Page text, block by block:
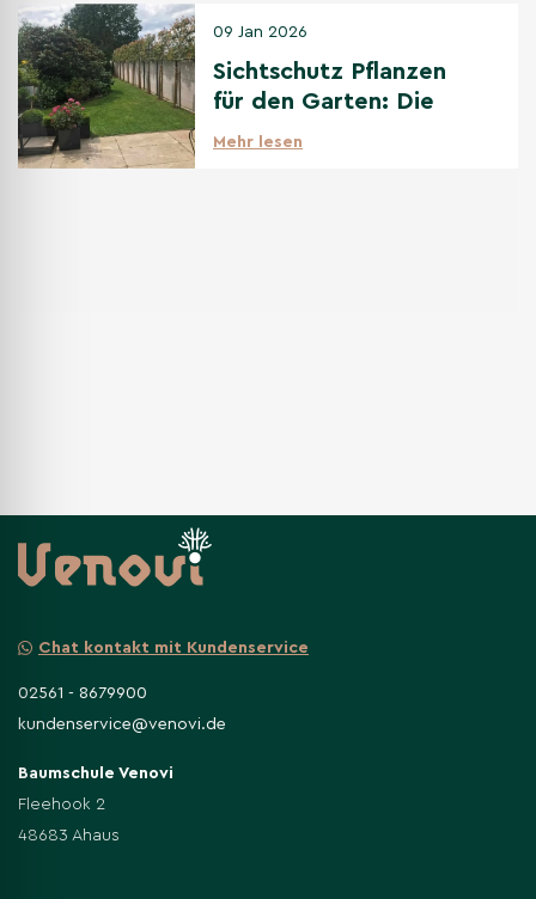
09 Jan 2026
Sichtschutz Pflanzen
für den Garten: Die
beste Auswahl
Mehr lesen
Chat kontakt mit Kundenservice
02561 - 8679900
kundenservice@venovi.de
Baumschule Venovi
Fleehook 2
48683 Ahaus